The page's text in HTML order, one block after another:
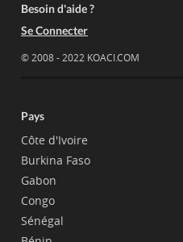
Besoin d'aide ?
Se Connecter
© 2008 - 2022 KOACI.COM
Pays
Côte d'Ivoire
Burkina Faso
Gabon
Congo
Sénégal